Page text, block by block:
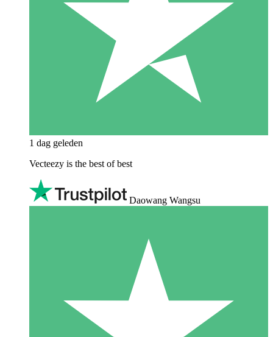
1 dag geleden
Vecteezy is the best of best
Daowang Wangsu